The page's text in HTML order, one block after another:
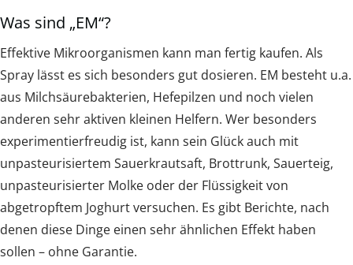
Was sind „EM“?
Effektive Mikroorganismen kann man fertig kaufen. Als
Spray lässt es sich besonders gut dosieren. EM besteht u.a.
aus Milchsäurebakterien, Hefepilzen und noch vielen
anderen sehr aktiven kleinen Helfern. Wer besonders
experimentierfreudig ist, kann sein Glück auch mit
unpasteurisiertem Sauerkrautsaft, Brottrunk, Sauerteig,
unpasteurisierter Molke oder der Flüssigkeit von
abgetropftem Joghurt versuchen. Es gibt Berichte, nach
denen diese Dinge einen sehr ähnlichen Effekt haben
sollen – ohne Garantie.